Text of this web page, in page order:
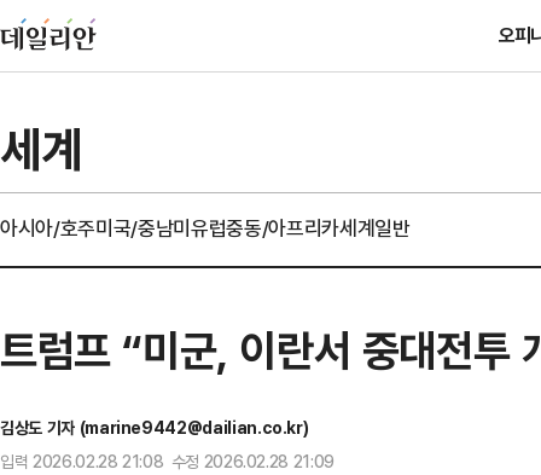
오피
세계
아시아/호주미국/중남미유럽중동/아프리카세계일반
트럼프 “미군, 이란서 중대전
김상도 기자 (marine9442@dailian.co.kr)
입력 2026.02.28 21:08 수정 2026.02.28 21:09